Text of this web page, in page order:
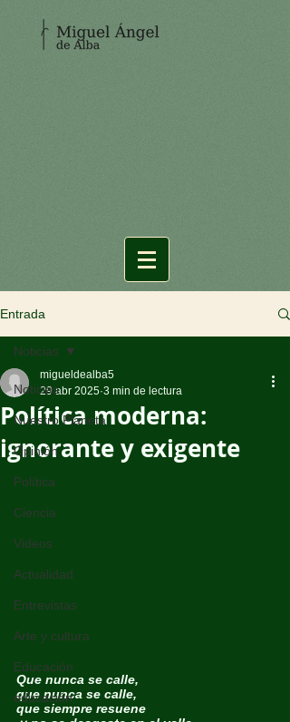
Entrada
Noticias
Nuestro Planeta
Opinión
Política
Ciencia
Videos
Actualidad
Entrevistas
Arte y cultura
Educación
educación
Noticias
Política moderna:
ignorante y exigente
migueldealba5
29 abr 2025 3 min de lectura
Que nunca se calle,
que nunca se calle,
que siempre resuene